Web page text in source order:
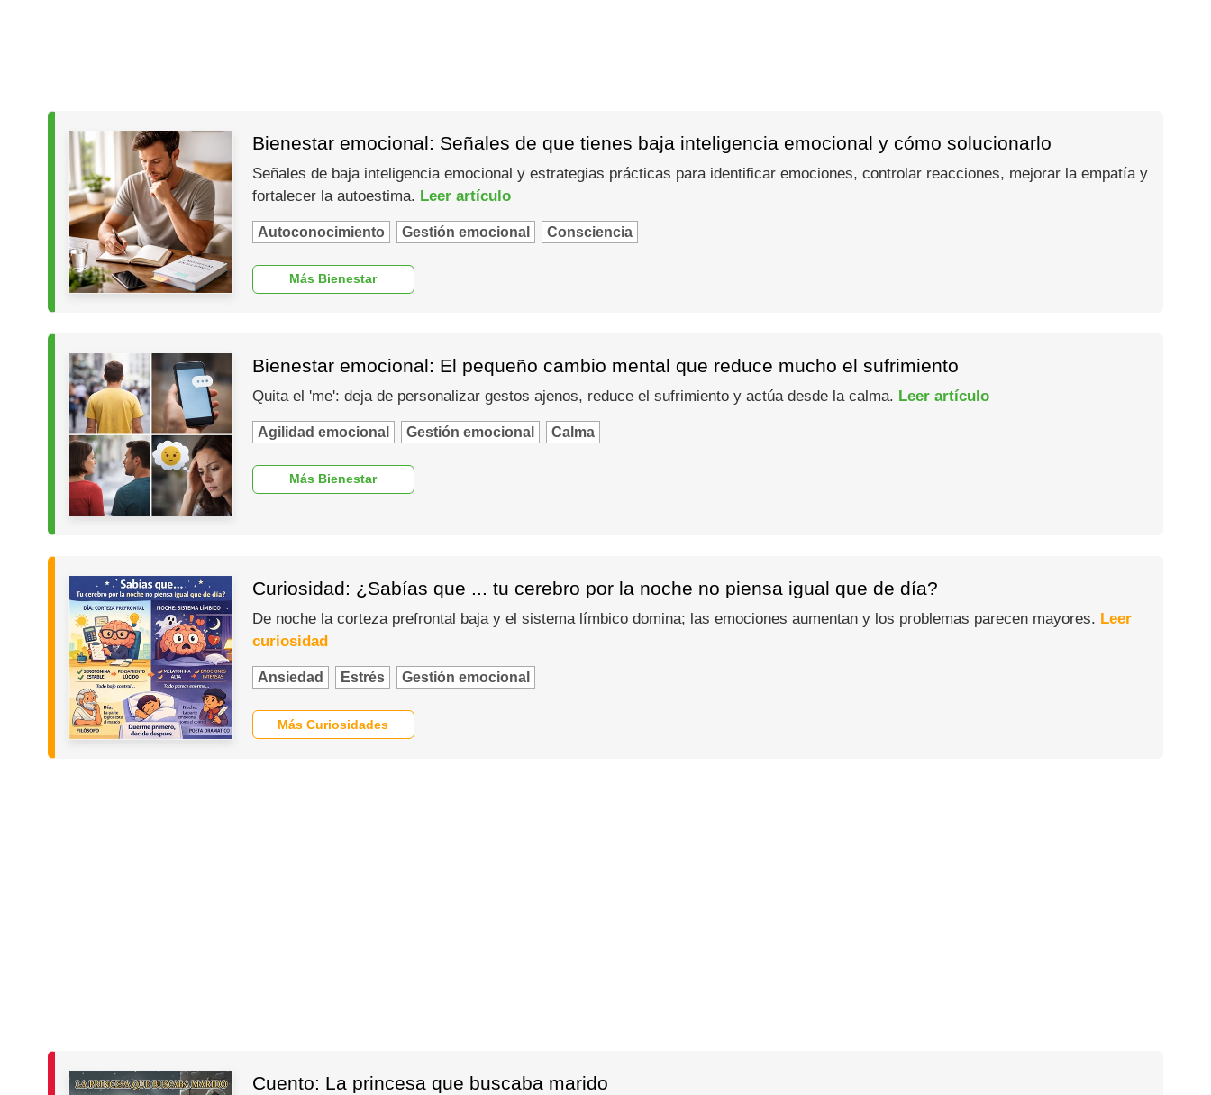
Bienestar emocional: Señales de que tienes baja inteligencia emocional y cómo solucionarlo
Señales de baja inteligencia emocional y estrategias prácticas para identificar emociones, controlar reacciones, mejorar la empatía y
fortalecer la autoestima. Leer artículo
Autoconocimiento Gestión emocional Consciencia
Más Bienestar
Bienestar emocional: El pequeño cambio mental que reduce mucho el sufrimiento
Quita el 'me': deja de personalizar gestos ajenos, reduce el sufrimiento y actúa desde la calma. Leer artículo
Agilidad emocional Gestión emocional Calma
Más Bienestar
Curiosidad: ¿Sabías que ... tu cerebro por la noche no piensa igual que de día?
De noche la corteza prefrontal baja y el sistema límbico domina; las emociones aumentan y los problemas parecen mayores. Leer
curiosidad
Ansiedad Estrés Gestión emocional
Más Curiosidades
Cuento: La princesa que buscaba marido